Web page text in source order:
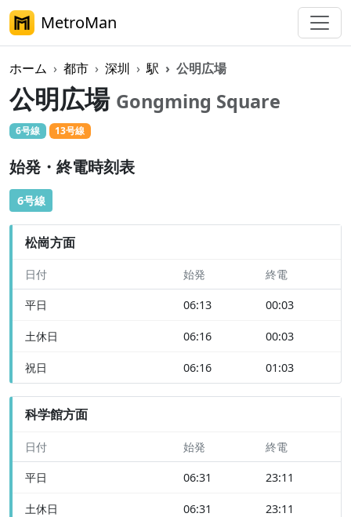
MetroMan
ホーム 都市 深圳 駅 公明広場
公明広場 Gongming Square
6号線 13号線
始発・終電時刻表
6号線
松崗方面
日付 始発 終電
平日 06:13 00:03
土休日 06:16 00:03
祝日 06:16 01:03
科学館方面
日付 始発 終電
平日 06:31 23:11
土休日 06:31 23:11